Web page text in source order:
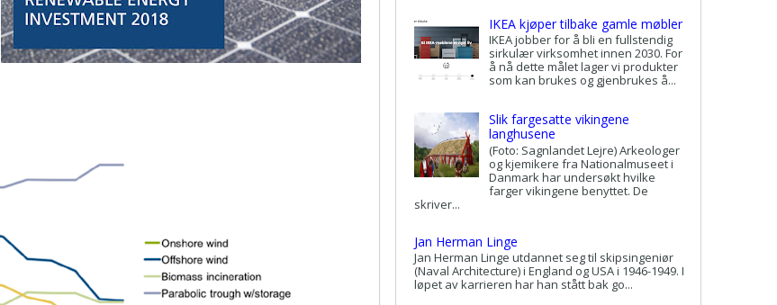
IKEA kjøper tilbake gamle møbler
IKEA jobber for å bli en fullstendig
sirkulær virksomhet innen 2030. For
å nå dette målet lager vi produkter
som kan brukes og gjenbrukes å...
Slik fargesatte vikingene
langhusene
(Foto: Sagnlandet Lejre) Arkeologer
og kjemikere fra Nationalmuseet i
Danmark har undersøkt hvilke
farger vikingene benyttet. De
skriver...
Jan Herman Linge
Jan Herman Linge utdannet seg til skipsingeniør
(Naval Architecture) i England og USA i 1946-1949. I
løpet av karrieren har han stått bak go...